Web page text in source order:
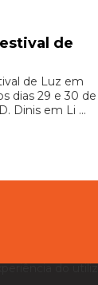
de
de Luz em
dias 29 e 30 de
Dinis em Li ...
do